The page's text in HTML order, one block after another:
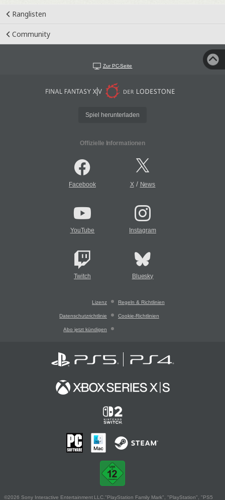
Ranglisten
Community
Zur PC-Seite
Spiel herunterladen
Offizielle Informationen
Facebook X/ News
YouTube Instagram
Twitch Bluesky
Lizenz Regeln & Richtlinien
Datenschutzrichtlinie Cookie-Richtlinien
Abo jetzt kündigen
©2026 Sony Interactive Entertainment LLC."PlayStation Family Mark", "PlayStation", "PS5